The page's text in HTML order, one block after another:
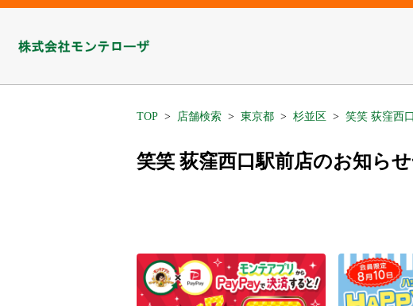
TOP 店舗検索 東京都 杉並区 笑笑 荻窪西
笑笑 荻窪西口駅前店のお知ら